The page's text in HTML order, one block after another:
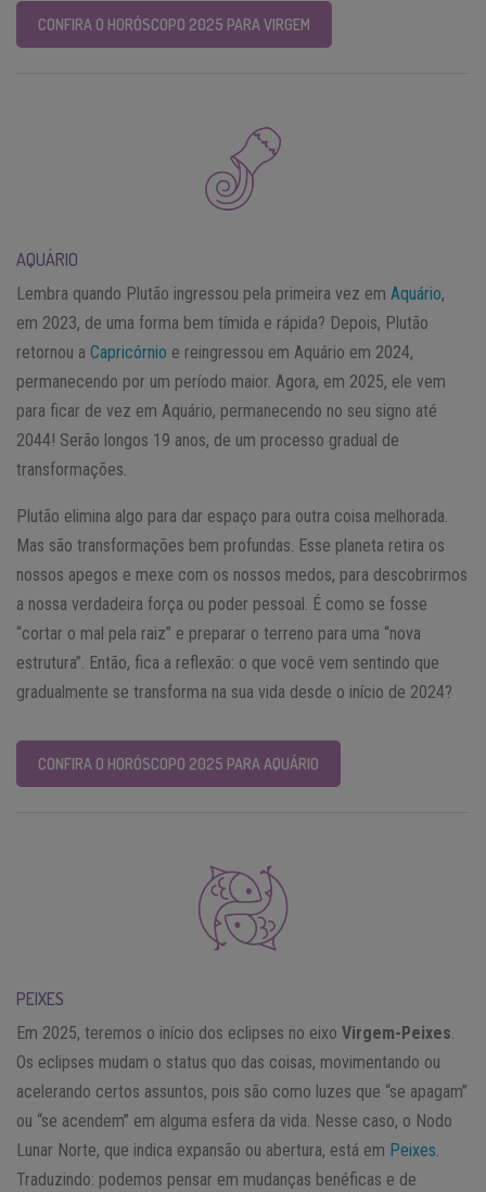
CONFIRA O HORÓSCOPO 2025 PARA VIRGEM
AQUÁRIO
Lembra quando Plutão ingressou pela primeira vez em Aquário,
em 2023, de uma forma bem tímida e rápida? Depois, Plutão
retornou a Capricórnio e reingressou em Aquário em 2024,
permanecendo por um período maior. Agora, em 2025, ele vem
para ficar de vez em Aquário, permanecendo no seu signo até
2044! Serão longos 19 anos, de um processo gradual de
transformações.
Plutão elimina algo para dar espaço para outra coisa melhorada.
Mas são transformações bem profundas. Esse planeta retira os
nossos apegos e mexe com os nossos medos, para descobrirmos
a nossa verdadeira força ou poder pessoal. É como se fosse
“cortar o mal pela raiz” e preparar o terreno para uma “nova
estrutura”. Então, fica a reflexão: o que você vem sentindo que
gradualmente se transforma na sua vida desde o início de 2024?
CONFIRA O HORÓSCOPO 2025 PARA AQUÁRIO
PEIXES
Em 2025, teremos o início dos eclipses no eixo Virgem-Peixes.
Os eclipses mudam o status quo das coisas, movimentando ou
acelerando certos assuntos, pois são como luzes que “se apagam”
ou “se acendem” em alguma esfera da vida. Nesse caso, o Nodo
Lunar Norte, que indica expansão ou abertura, está em Peixes.
Traduzindo: podemos pensar em mudanças benéficas e de